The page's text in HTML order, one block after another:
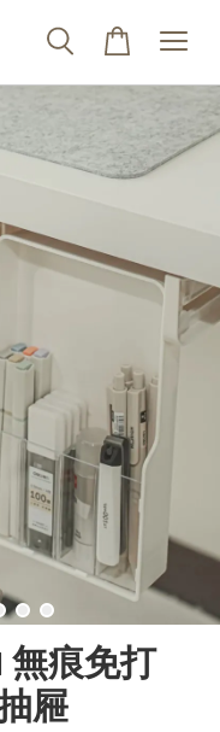
無痕免打
屜